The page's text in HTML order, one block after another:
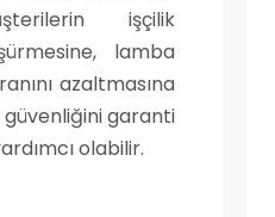
işçilik
lamba
azaltmasına
garanti
olabilir.